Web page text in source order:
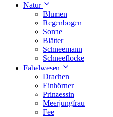
Natur
Blumen
Regenbogen
Sonne
Blätter
Schneemann
Schneeflocke
Fabelwesen
Drachen
Einhörner
Prinzessin
Meerjungfrau
Fee